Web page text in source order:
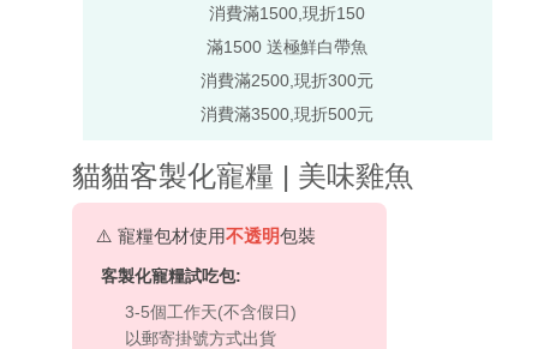
消費滿1500,現折150
滿1500 送極鮮白帶魚
消費滿2500,現折300元
消費滿3500,現折500元
貓貓客製化寵糧 | 美味雞魚
⚠️ 寵糧包材使用不透明包裝
客製化寵糧試吃包:
3-5個工作天(不含假日)
以郵寄掛號方式出貨